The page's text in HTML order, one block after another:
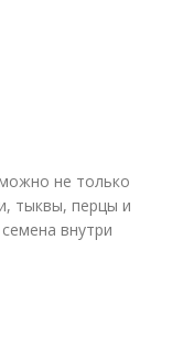
не только
тыквы, перцы и
внутри